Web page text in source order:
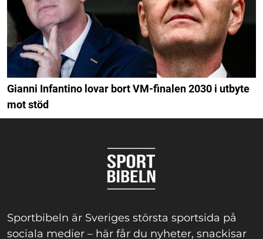
Gianni Infantino lovar bort VM-finalen 2030 i utbyte
mot stöd
Sportbibeln är Sveriges största sportsida på
sociala medier – här får du nyheter, snackisar